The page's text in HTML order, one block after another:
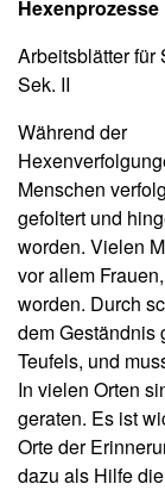
Hexenprozesse
Arbeitsblätter für
Sek. II
Während der
Menschen
gefoltert und
worden. Vielen
vor allem
worden. Durch
dem Geständnis
Teufels, und
In vielen Orten
geraten. Es ist
Orte der
dazu als Hilfe